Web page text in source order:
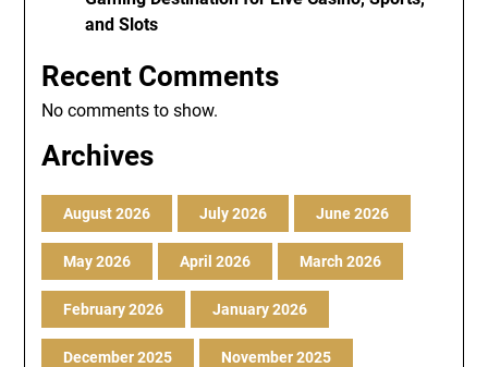
and Slots
Recent Comments
No comments to show.
Archives
August 2026 July 2026 June 2026
May 2026 April 2026 March 2026
February 2026 January 2026
December 2025 November 2025